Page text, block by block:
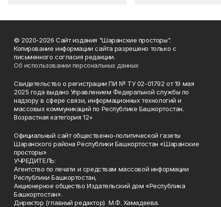
© 2020-2026 Сайт издания "Шаранские просторы".
Копирование информации сайта разрешено только с
письменного согласия редакции.
Об использовании персональных данных
Свидетельство о регистрации ПИ № ТУ 02-01792 от 19 мая
2025 года выдано Управлением Федеральной службы по
надзору в сфере связи, информационных технологий и
массовых коммуникаций по Республике Башкортостан.
Возрастная категория 12+
Официальный сайт общественно-политической газеты
Шаранского района Республики Башкортостан «Шаранские
просторы»
УЧРЕДИТЕЛЬ:
Агентство по печати и средствам массовой информации
Республики Башкортостан,
Акционерное общество Издательский дом «Республика
Башкортостан».
Директор (главный редактор) М.Ф. Хамадеева.